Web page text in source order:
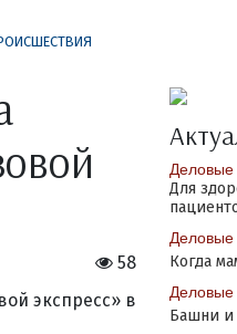
58
Деловые
Для
Деловые
Когда
Деловые
Башни и